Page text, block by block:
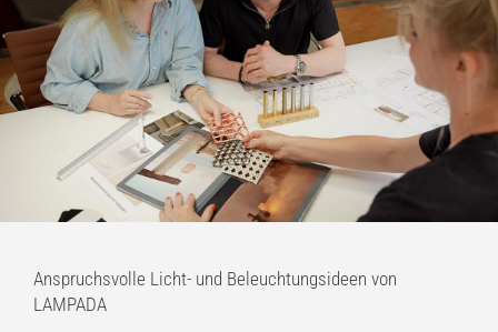
Anspruchsvolle Licht- und Beleuchtungsideen von
LAMPADA